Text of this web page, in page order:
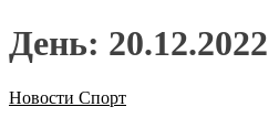
День: 20.12.2022
Новости Спорт